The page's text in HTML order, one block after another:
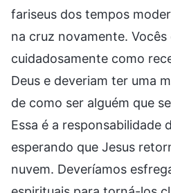
fariseus dos tempos
na cruz novamente.
cuidadosamente como
Deus e deveriam ter uma
de como ser alguém que
Essa é a responsabilidade
esperando que Jesus
nuvem. Deveríamos